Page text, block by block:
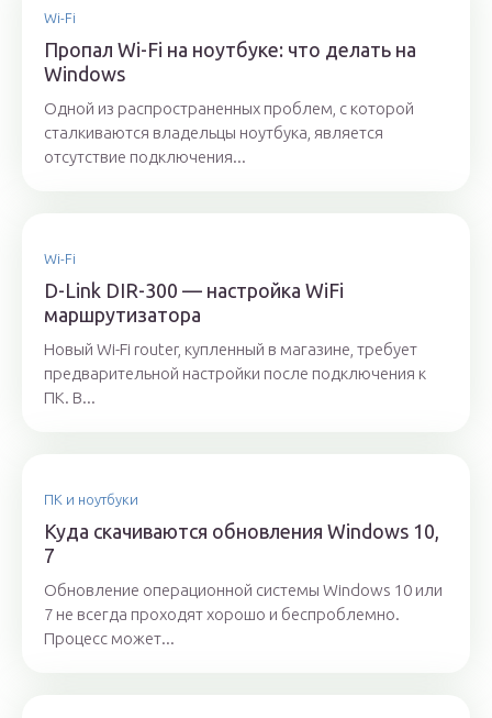
Wi-Fi
Пропал Wi-Fi на ноутбуке: что делать на
Windows
Одной из распространенных проблем, с которой
сталкиваются владельцы ноутбука, является
отсутствие подключения...
Wi-Fi
D-Link DIR-300 — настройка WiFi
маршрутизатора
Новый Wi-Fi router, купленный в магазине, требует
предварительной настройки после подключения к
ПК. В...
ПК и ноутбуки
Куда скачиваются обновления Windows 10,
7
Обновление операционной системы Windows 10 или
7 не всегда проходят хорошо и беспроблемно.
Процесс может...